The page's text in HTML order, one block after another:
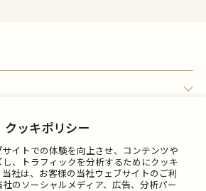
クッキポリシー
イトでの体験を向上させ、コンテンツや
、トラフィックを分析するためにクッキ
社は、お客様の当社ウェブサイトのご利
のソーシャルメディア、広告、分析パー